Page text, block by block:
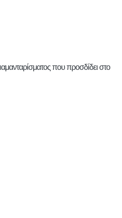
που προσδίδει στο